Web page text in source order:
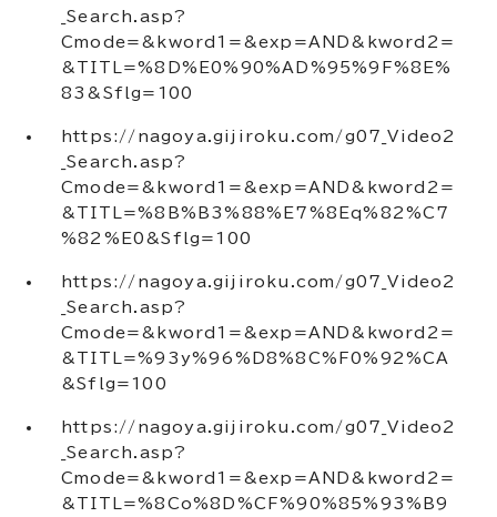
_Search.asp?
Cmode=&kword1=&exp=AND&kword2=
&TITL=%8D%E0%90%AD%95%9F%8E%
83&Sflg=100
https://nagoya.gijiroku.com/g07_Video2
_Search.asp?
Cmode=&kword1=&exp=AND&kword2=
&TITL=%8B%B3%88%E7%8Eq%82%C7
%82%E0&Sflg=100
https://nagoya.gijiroku.com/g07_Video2
_Search.asp?
Cmode=&kword1=&exp=AND&kword2=
&TITL=%93y%96%D8%8C%F0%92%CA
&Sflg=100
https://nagoya.gijiroku.com/g07_Video2
_Search.asp?
Cmode=&kword1=&exp=AND&kword2=
&TITL=%8Co%8D%CF%90%85%93%B9